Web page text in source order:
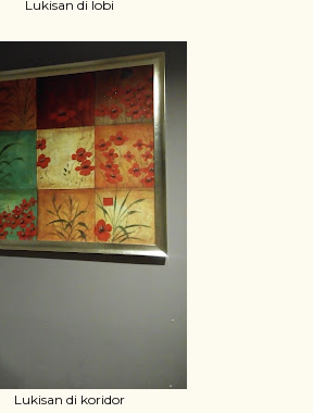
Lukisan di lobi
Lukisan di koridor